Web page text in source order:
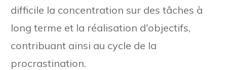
difficile la concentration sur des tâches à
long terme et la réalisation d'objectifs,
contribuant ainsi au cycle de la
procrastination.